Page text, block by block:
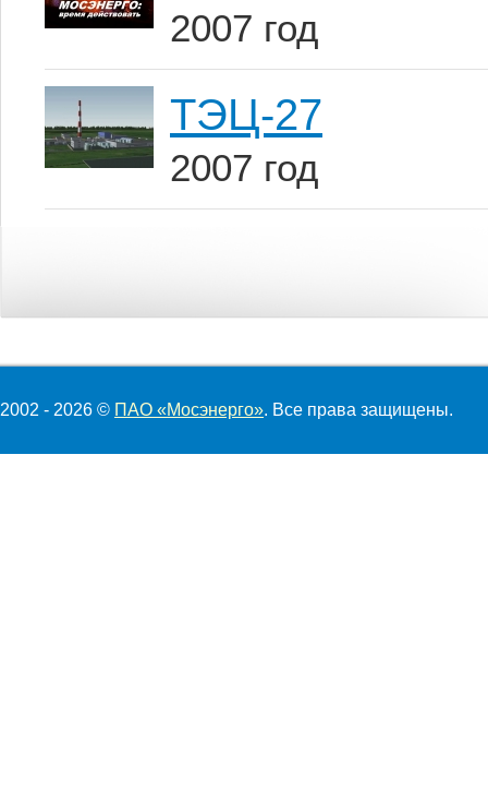
2007 год
ТЭЦ-27
2007 год
2002 - 2026 © ПАО «Мосэнерго». Все права защищены.